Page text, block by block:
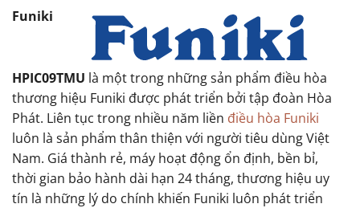
Funiki
HPIC09TMU là một trong những sản phẩm điều hòa
thương hiệu Funiki được phát triển bởi tập đoàn Hòa
Phát. Liên tục trong nhiều năm liền điều hòa Funiki
luôn là sản phẩm thân thiện với người tiêu dùng Việt
Nam. Giá thành rẻ, máy hoạt động ổn định, bền bỉ,
thời gian bảo hành dài hạn 24 tháng, thương hiệu uy
tín là những lý do chính khiến Funiki luôn phát triển